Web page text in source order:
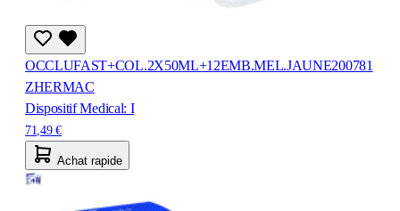
OCCLUFAST+COL.2X50ML+12EMB.MEL.JAUNE200781
ZHERMAC
Dispositif Medical: I
71,49 €
Achat rapide